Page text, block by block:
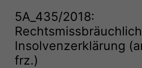
5A_435/2018:
Insolvenzerklärung
frz.)